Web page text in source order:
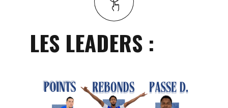
LES LEADERS :